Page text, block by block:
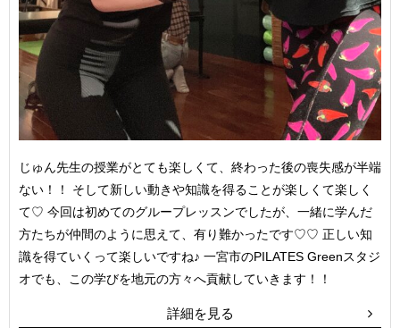
じゅん先生の授業がとても楽しくて、終わった後の喪失感が半端
ない！！ そして新しい動きや知識を得ることが楽しくて楽しく
て♡ 今回は初めてのグループレッスンでしたが、一緒に学んだ
方たちが仲間のように思えて、有り難かったです♡♡ 正しい知
識を得ていくって楽しいですね♪ 一宮市のPILATES Greenスタジ
オでも、この学びを地元の方々へ貢献していきます！！
詳細を見る